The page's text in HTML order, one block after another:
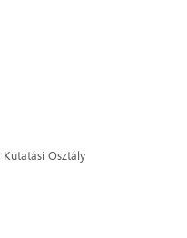
Osztály